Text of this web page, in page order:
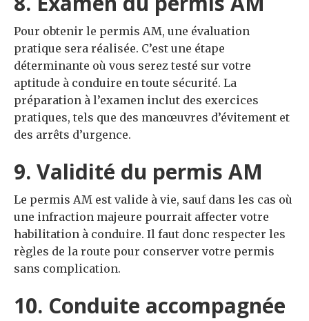
Pour obtenir le permis AM, une évaluation
pratique sera réalisée. C’est une étape
déterminante où vous serez testé sur votre
aptitude à conduire en toute sécurité. La
préparation à l’examen inclut des exercices
pratiques, tels que des manœuvres d’évitement et
des arrêts d’urgence.
9. Validité du permis AM
Le permis AM est valide à vie, sauf dans les cas où
une infraction majeure pourrait affecter votre
habilitation à conduire. Il faut donc respecter les
règles de la route pour conserver votre permis
sans complication.
10. Conduite accompagnée